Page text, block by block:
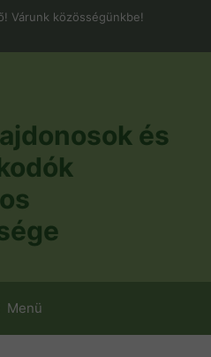
Várunk közösségünkbe!
és
Menü